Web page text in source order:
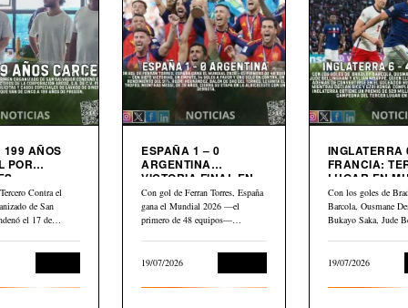
199 AÑOS
POR
Contra el
de San
el 17 de
ESPAÑA 1 – 0
ARGENTINA
VICTORIA FINAL EN
MUNDIAL 2026
Con gol de Ferran Torres, España
gana el Mundial 2026 —el
primero de 48 equipos—…
19/07/2026
INGLATERRA
FRANCIA: TERCER
LUGAR EN
2026
Con los goles de
Barcola, Ousmane
Bukayo Saka, Jude
19/07/2026